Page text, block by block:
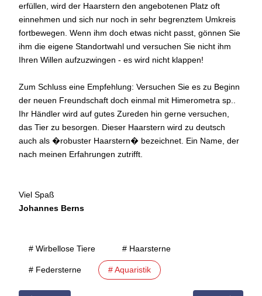
erfüllen, wird der Haarstern den angebotenen Platz oft
einnehmen und sich nur noch in sehr begrenztem Umkreis
fortbewegen. Wenn ihm doch etwas nicht passt, gönnen Sie
ihm die eigene Standortwahl und versuchen Sie nicht ihm
Ihren Willen aufzuzwingen - es wird nicht klappen!
Zum Schluss eine Empfehlung: Versuchen Sie es zu Beginn
der neuen Freundschaft doch einmal mit Himerometra sp..
Ihr Händler wird auf gutes Zureden hin gerne versuchen,
das Tier zu besorgen. Dieser Haarstern wird zu deutsch
auch als �robuster Haarstern� bezeichnet. Ein Name, der
nach meinen Erfahrungen zutrifft.
Viel Spaß
Johannes Berns
# Wirbellose Tiere # Haarsterne
# Federsterne # Aquaristik